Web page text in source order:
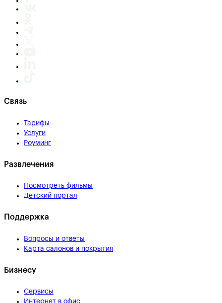
Связь
Тарифы
Услуги
Роуминг
Развлечения
Посмотреть фильмы
Детский портал
Поддержка
Вопросы и ответы
Карта салонов и покрытия
Бизнесу
Сервисы